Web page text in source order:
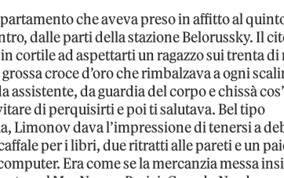
che aveva preso in affitto al
dalle parti della stazione Belorussky. Il
cortile ad aspettarti un ragazzo sui trenta di
croce d’oro che rimbalzava a ogni
assistente, da guardia del corpo e chissà
di perquisirti e poi ti salutava. Bel tipo
Limonov dava l’impressione di tenersi a
per i libri, due ritratti alle pareti e un
Era come se la mercanzia messa